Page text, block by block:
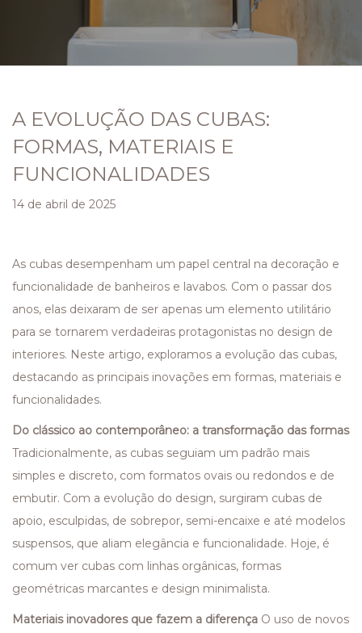
A EVOLUÇÃO DAS CUBAS:
FORMAS, MATERIAIS E
FUNCIONALIDADES
14 de abril de 2025
As cubas desempenham um papel central na decoração e
funcionalidade de banheiros e lavabos. Com o passar dos
anos, elas deixaram de ser apenas um elemento utilitário
para se tornarem verdadeiras protagonistas no design de
interiores. Neste artigo, exploramos a evolução das cubas,
destacando as principais inovações em formas, materiais e
funcionalidades.
Do clássico ao contemporâneo: a transformação das formas
Tradicionalmente, as cubas seguiam um padrão mais
simples e discreto, com formatos ovais ou redondos e de
embutir. Com a evolução do design, surgiram cubas de
apoio, esculpidas, de sobrepor, semi-encaixe e até modelos
suspensos, que aliam elegância e funcionalidade. Hoje, é
comum ver cubas com linhas orgânicas, formas
geométricas marcantes e design minimalista.
Materiais inovadores que fazem a diferença O uso de novos